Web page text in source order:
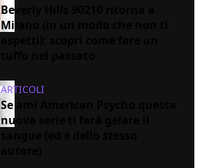
Beverly Hills 90210 ritorna a
Milano (in un modo che non ti
ARTICOLI
Se ami American Psycho questa
nuova serie ti farà gelare il